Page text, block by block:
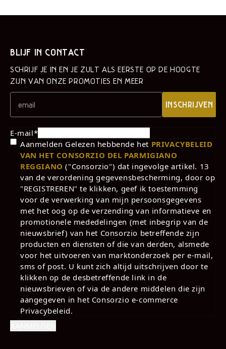
BLIJF IN CONTACT
SCHRIJF JE IN EN JE ZULT ALS EERSTE OP DE HOOGTE
ZIJN VAN ONZE PROMOTIES EN MEER
INSCHRIJVEN
E-mail*
Aanmelden Gelezen hebbende het PRIVACYBELEID
VAN HET CONSORZIO DEL PARMIGIANO
REGGIANO ("Consorzio") dat ingevolge artikel. 13
van de verordening gegevensbescherming, door op
"REGISTREREN" te klikken, geef ik toestemming
voor de verwerking van mijn persoonsgegevens
met het oog op de verzending van informatieve en
promotionele mededelingen (met inbegrip van de
nieuwsbrief) van het Consorzio betreffende zijn
producten en diensten of die van derden, alsmede
voor het uitvoeren van marktonderzoek per e-mail,
sms of post. U kunt zich altijd uitschrijven door te
klikken op de desbetreffende link in de
nieuwsbrieven of via de andere middelen die zijn
aangegeven in het Consorzio e-commerce
Privacybeleid.